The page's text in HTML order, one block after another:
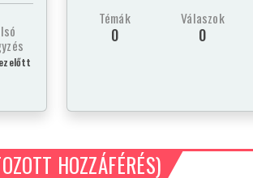
Témák
0
Válaszok
0
HOZZÁFÉRÉS)